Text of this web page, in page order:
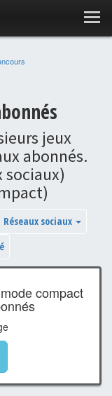
jeux
abonnés.
sociaux)
Réseaux sociaux
compact